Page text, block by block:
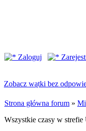
Zaloguj
Zobacz wątki bez
Strona główna forum »
Wszystkie czasy w